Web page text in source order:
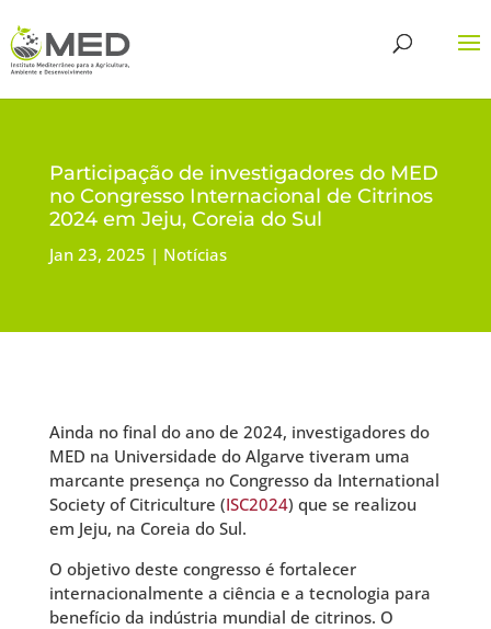
Participação de investigadores do MED
no Congresso Internacional de Citrinos
2024 em Jeju, Coreia do Sul
Jan 23, 2025 Notícias
Ainda no final do ano de 2024, investigadores do
MED na Universidade do Algarve tiveram uma
marcante presença no Congresso da International
Society of Citriculture (ISC2024) que se realizou
em Jeju, na Coreia do Sul.
O objetivo deste congresso é fortalecer
internacionalmente a ciência e a tecnologia para
benefício da indústria mundial de citrinos. O